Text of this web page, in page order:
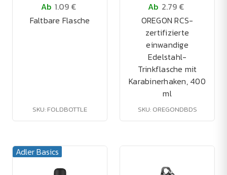
Ab 1.09 €
Faltbare Flasche
SKU: FOLDBOTTLE
Ab 2.79 €
OREGON RCS-
zertifizierte
einwandige
Edelstahl-
Trinkflasche mit
Karabinerhaken, 400
ml
SKU: OREGONDBDS
Adler Basics